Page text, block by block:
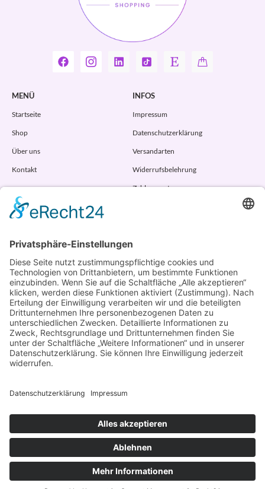
MENÜ
Startseite
Shop
Über uns
Kontakt
INFOS
Impressum
Datenschutzerklärung
Versandarten
Widerrufsbelehrung
Zahlungsarten
Randstr. 28
47804 Krefeld
+49 176 58266120
+49 176 58266120
+48 609 953 066
info@kotarek.com
Verpackungsregister LUCID: DE2926643562464